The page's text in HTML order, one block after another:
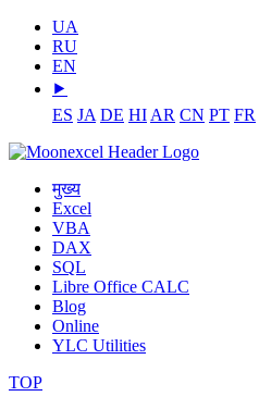
UA
RU
EN
⯈
ES JA DE HI AR CN PT FR
मुख्य
Excel
VBA
DAX
SQL
Libre Office CALC
Blog
Online
YLC Utilities
TOP